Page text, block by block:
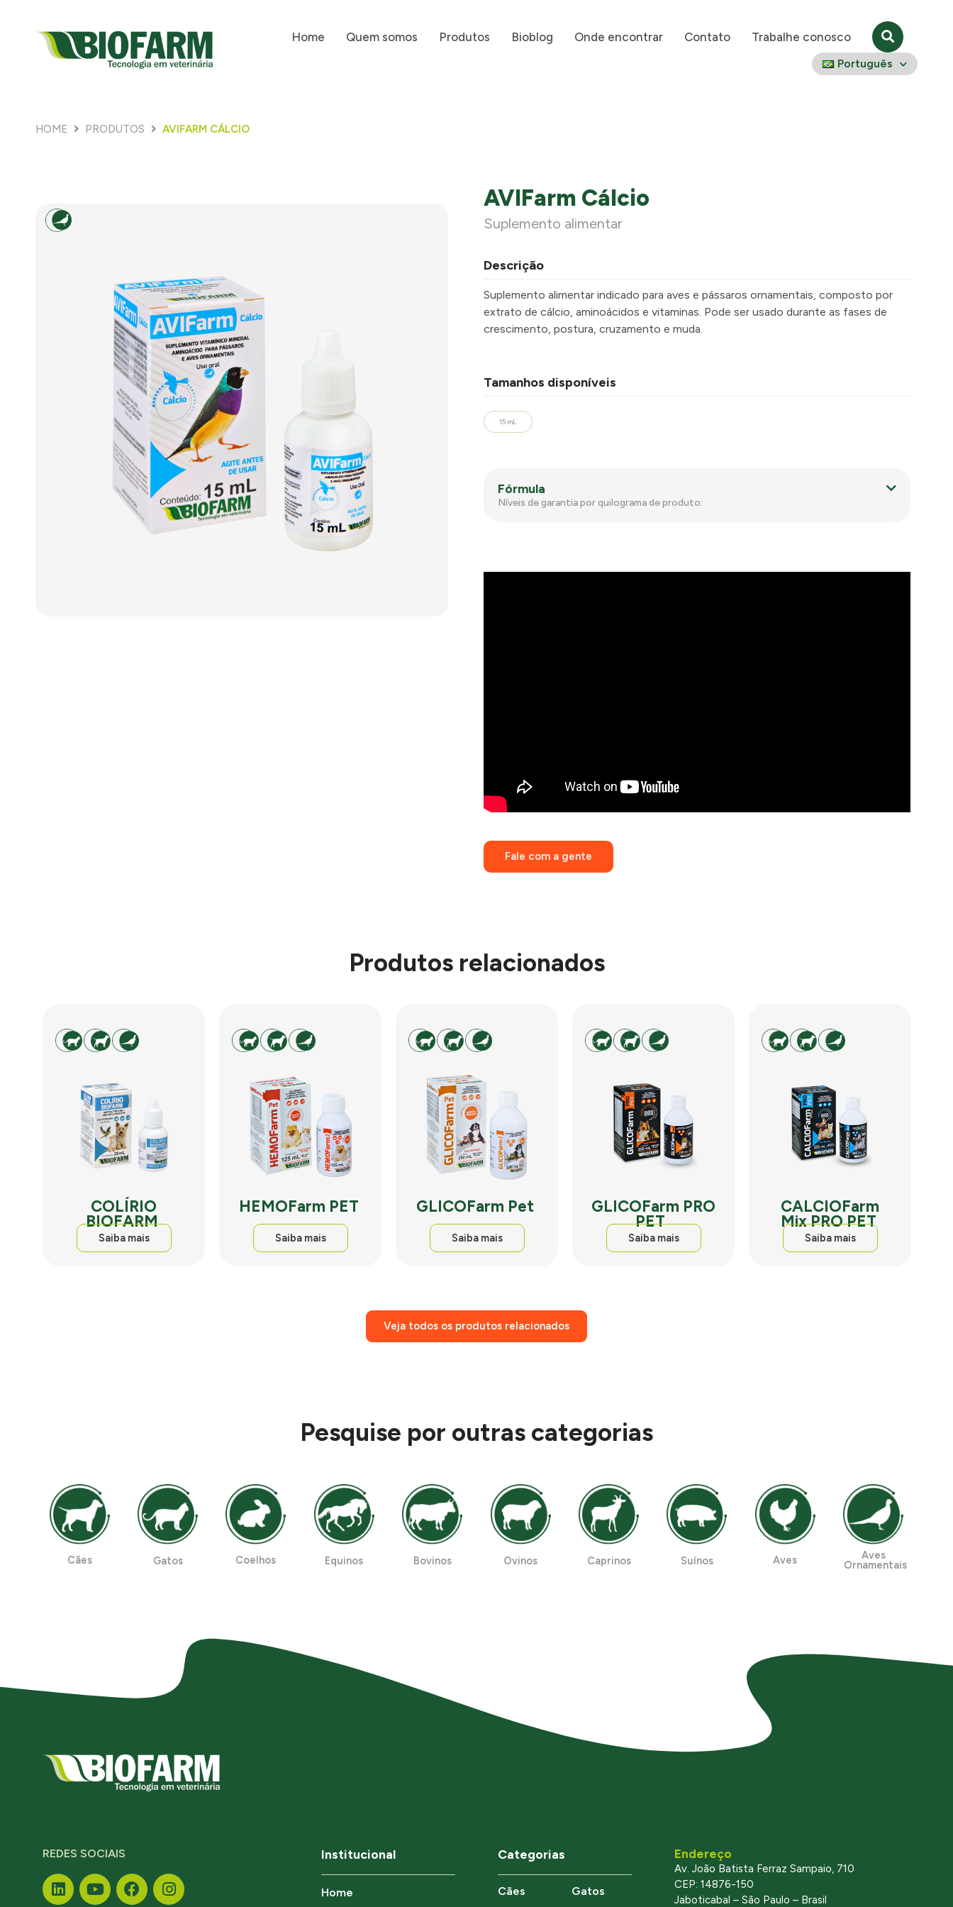
Home Quem somos Produtos Bioblog Onde encontrar Contato Trabalhe conosco
Português
HOME PRODUTOS AVIFARM CÁLCIO
AVIFarm Cálcio
Suplemento alimentar
Descrição
Suplemento alimentar indicado para aves e pássaros ornamentais, composto por
extrato de cálcio, aminoácidos e vitaminas. Pode ser usado durante as fases de
crescimento, postura, cruzamento e muda.
Tamanhos disponíveis
15 mL
Fórmula
Níveis de garantia por quilograma de produto:
Fale com a gente
Produtos relacionados
COLÍRIO
BIOFARM
Saiba mais
HEMOFarm PET
Saiba mais
GLICOFarm Pet
Saiba mais
GLICOFarm PRO
PET
Saiba mais
CALCIOFarm
Mix PRO PET
Saiba mais
Veja todos os produtos relacionados
Pesquise por outras categorias
Cães Gatos Coelhos Equinos Bovinos Ovinos Caprinos Suínos Aves Aves
Ornamentais
REDES SOCIAIS Institucional
Home
Categorias
Cães Gatos
Endereço
Av. João Batista Ferraz Sampaio, 710
CEP: 14876-150
Jaboticabal – São Paulo – Brasil